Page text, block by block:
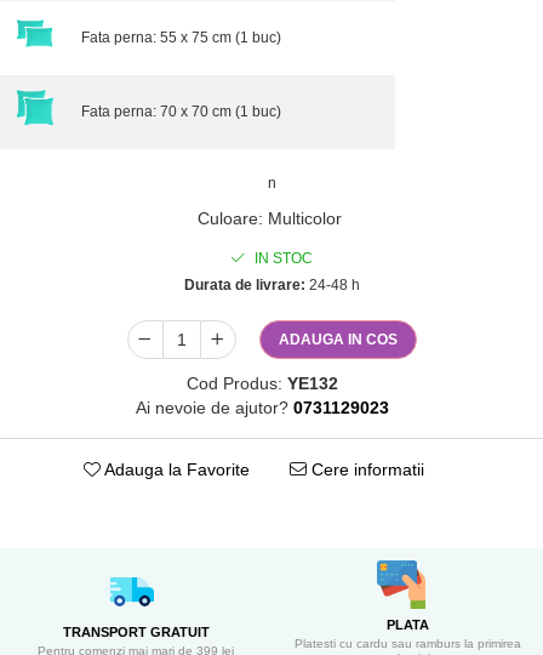
Fata perna: 55 x 75 cm (1 buc)
Fata perna: 70 x 70 cm (1 buc)
n
Culoare: Multicolor
IN STOC
Durata de livrare: 24-48 h
ADAUGA IN COS
Cod Produs: YE132
Ai nevoie de ajutor? 0731129023
Adauga la Favorite Cere informatii
TRANSPORT GRATUIT
Pentru comenzi mai mari de 399 lei
PLATA
Platesti cu cardu sau ramburs la primirea